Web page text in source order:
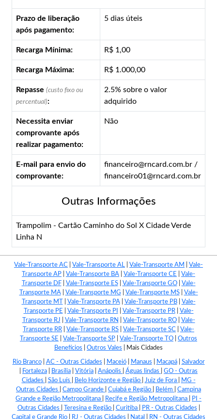
Prazo de liberação
após pagamento:
5 dias úteis
Recarga Mínima: R$ 1,00
Recarga Máxima: R$ 1.000,00
Repasse (custo fixo ou
percentual):
2.5% sobre o valor
adquirido
Necessita enviar
comprovante após
realizar pagamento:
Não
E-mail para envio do
comprovante:
financeiro@rncard.com.br /
financeiro01@rncard.com.br
Outras Informações
Trampolim - Cartão Caminho do Sol X Cidade Verde
Linha N
Vale-Transporte AC Vale-Transporte AL Vale-Transporte AM
Vale-
Transporte AP
Vale-Transporte BA Vale-Transporte CE
Vale-
Transporte DF| Vale-Transporte ES| Vale-Transporte GO| Vale-
Transporte MA| Vale-Transporte MG Vale-Transporte MS| Vale-
Transporte MT
Vale-Transporte PA| Vale-Transporte PB| Vale-
Transporte PE
Vale-Transporte PI Vale-Transporte PR
Vale-
Transporte RJ
Vale-Transporte RN Vale-Transporte RO| Vale-
Transporte RR
Vale-Transporte RS Vale-Transporte SC
Vale-
Transporte SE
Vale-Transporte SP Vale-Transporte TO
Outros
Benefícios
Outros Vales Mais Cidades
Rio Branco| AC - Outras Cidades Maceió| Manaus Macapá| Salvador
Fortaleza Brasília Vitória Anápolis Águas lindas
GO - Outras
Cidades
São Luís Belo Horizonte e Região Juiz de Fora
MG -
Outras Cidades
Campo Grande Cuiabá e Região Belém
Campina
Grande e Região Metropolitana
Recife e Região Metropolitana
PI -
Outras Cidades
Teresina e Região Curitiba PR - Outras Cidades
Capital e Grande Rio
RJ - Outras Cidades Natal RN - Outras Cidades